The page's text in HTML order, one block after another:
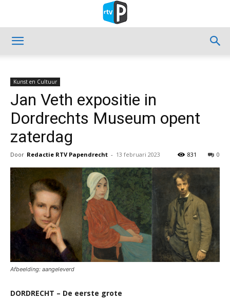
Kunst en Cultuur
Jan Veth expositie in
Dordrechts Museum opent
zaterdag
Door Redactie RTV Papendrecht - 13 februari 2023 0
831
Afbeelding: aangeleverd
DORDRECHT – De eerste grote